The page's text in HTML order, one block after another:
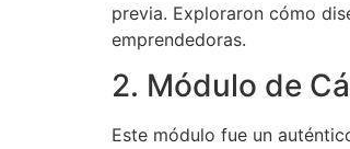
previa. Exploraron cómo
emprendedoras.
2. Módulo de
Este módulo fue un